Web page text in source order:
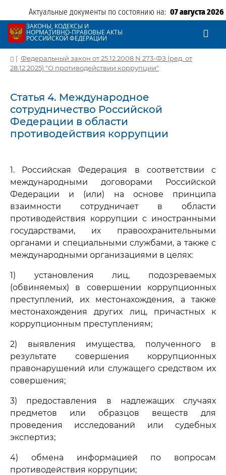
Актуальные документы по состоянию на: 07 августа 2026
ЗАКОНЫ, КОДЕКСЫ И
НОРМАТИВНО-ПРАВОВЫЕ АКТЫ
РОССИЙСКОЙ ФЕДЕРАЦИИ
| Федеральный закон от 25.12.2008 N 273-ФЗ (ред. от
28.12.2025) "О противодействии коррупции"
Статья 4. Международное
сотрудничество Российской
Федерации в области
противодействия коррупции
1. Российская Федерация в соответствии с
международными договорами Российской
Федерации и (или) на основе принципа
взаимности сотрудничает в области
противодействия коррупции с иностранными
государствами, их правоохранительными
органами и специальными службами, а также с
международными организациями в целях:
1) установления лиц, подозреваемых
(обвиняемых) в совершении коррупционных
преступлений, их местонахождения, а также
местонахождения других лиц, причастных к
коррупционным преступлениям;
2) выявления имущества, полученного в
результате совершения коррупционных
правонарушений или служащего средством их
совершения;
3) предоставления в надлежащих случаях
предметов или образцов веществ для
проведения исследований или судебных
экспертиз;
4) обмена информацией по вопросам
противодействия коррупции;